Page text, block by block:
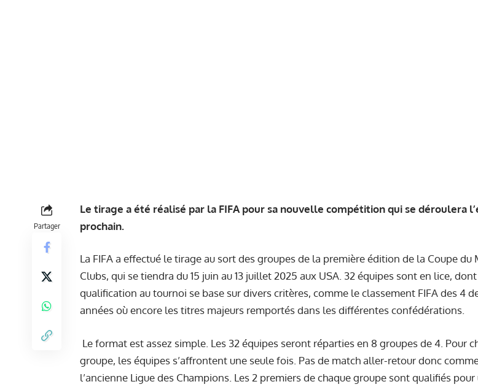
Partager
Le tirage a été réalisé par la FIFA pour sa nouvelle compétition qui se déroulera
prochain.
La FIFA a effectué le tirage au sort des groupes de la première édition de la Coupe du
Clubs, qui se tiendra du 15 juin au 13 juillet 2025 aux USA. 32 équipes sont en lice,
qualification au tournoi se base sur divers critères, comme le classement FIFA des 4
années où encore les titres majeurs remportés dans les différentes confédérations.
Le format est assez simple. Les 32 équipes seront réparties en 8 groupes de 4. Pour
groupe, les équipes s’affrontent une seule fois. Pas de match aller-retour donc
l’ancienne Ligue des Champions. Les 2 premiers de chaque groupe sont qualifiés pour